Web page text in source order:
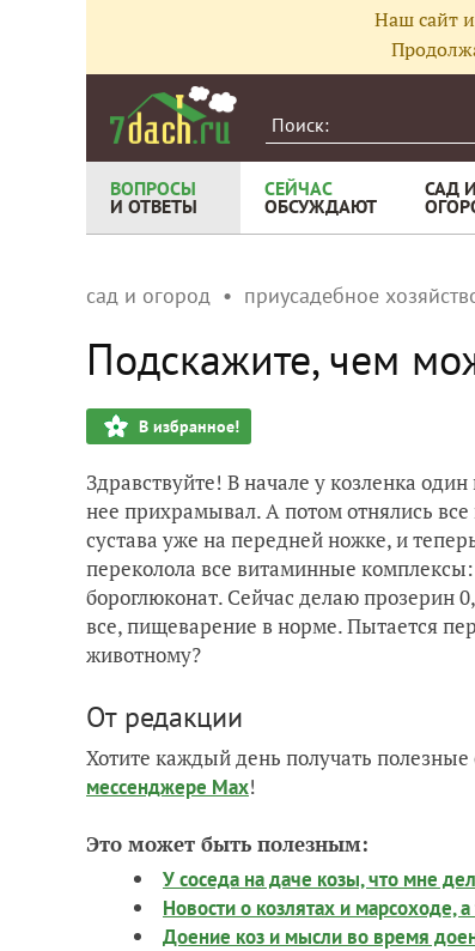
Наш сайт
ВОПРОСЫ
И ОТВЕТЫ
СЕЙЧАС
ОБСУЖДАЮТ
САД И
сад и огород приусадебное
Подскажите, чем
В избранное!
Здравствуйте! В начале у козленка
нее прихрамывал. А потом отнялись
сустава уже на передней ножке, и
переколола все витаминные
бороглюконат. Сейчас делаю прозерин
все, пищеварение в норме. Пытается
животному?
От редакции
Хотите каждый день получать
мессенджере Max!
Это может быть полезным:
У соседа на даче козы, что мне
Новости о козлятах и
Доение коз и мысли во время